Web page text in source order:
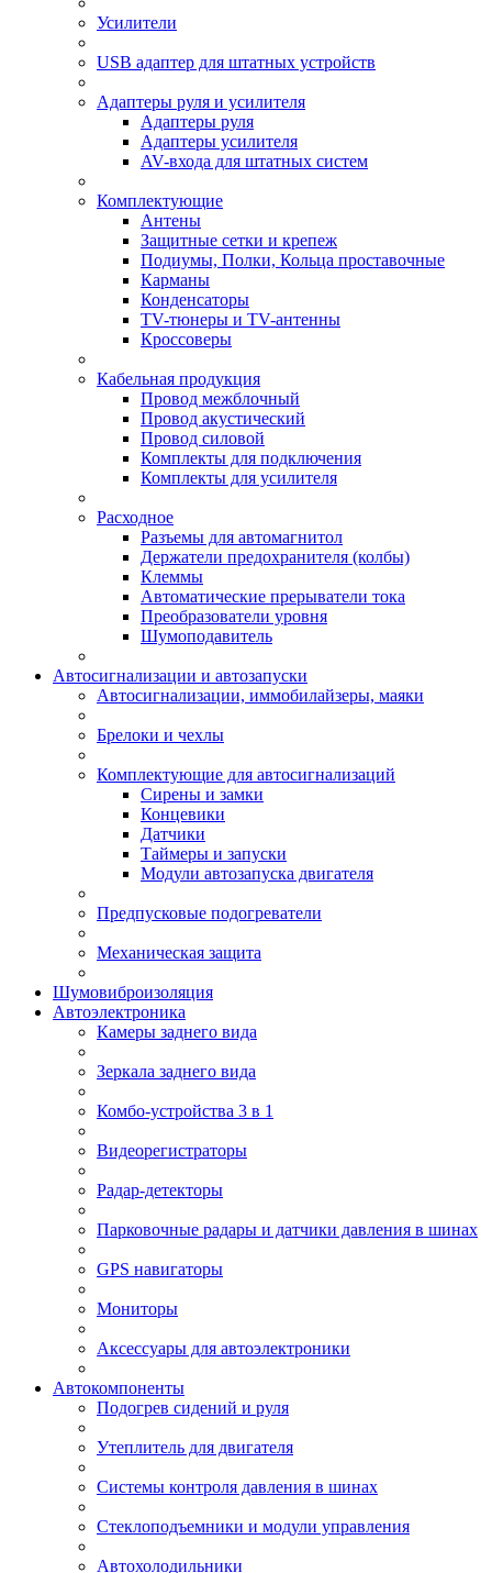
Усилители
USB адаптер для штатных устройств
Адаптеры руля и усилителя
Адаптеры руля
Адаптеры усилителя
AV-входа для штатных систем
Комплектующие
Антены
Защитные сетки и крепеж
Подиумы, Полки, Кольца проставочные
Карманы
Конденсаторы
TV-тюнеры и TV-антенны
Кроссоверы
Кабельная продукция
Провод межблочный
Провод акустический
Провод силовой
Комплекты для подключения
Комплекты для усилителя
Расходное
Разъемы для автомагнитол
Держатели предохранителя (колбы)
Клеммы
Автоматические прерыватели тока
Преобразователи уровня
Шумоподавитель
Автосигнализации и автозапуски
Автосигнализации, иммобилайзеры, маяки
Брелоки и чехлы
Комплектующие для автосигнализаций
Сирены и замки
Концевики
Датчики
Таймеры и запуски
Модули автозапуска двигателя
Предпусковые подогреватели
Механическая защита
Шумовиброизоляция
Автоэлектроника
Камеры заднего вида
Зеркала заднего вида
Комбо-устройства 3 в 1
Видеорегистраторы
Радар-детекторы
Парковочные радары и датчики давления в шинах
GPS навигаторы
Мониторы
Аксессуары для автоэлектроники
Автокомпоненты
Подогрев сидений и руля
Утеплитель для двигателя
Системы контроля давления в шинах
Стеклоподъемники и модули управления
Автохолодильники